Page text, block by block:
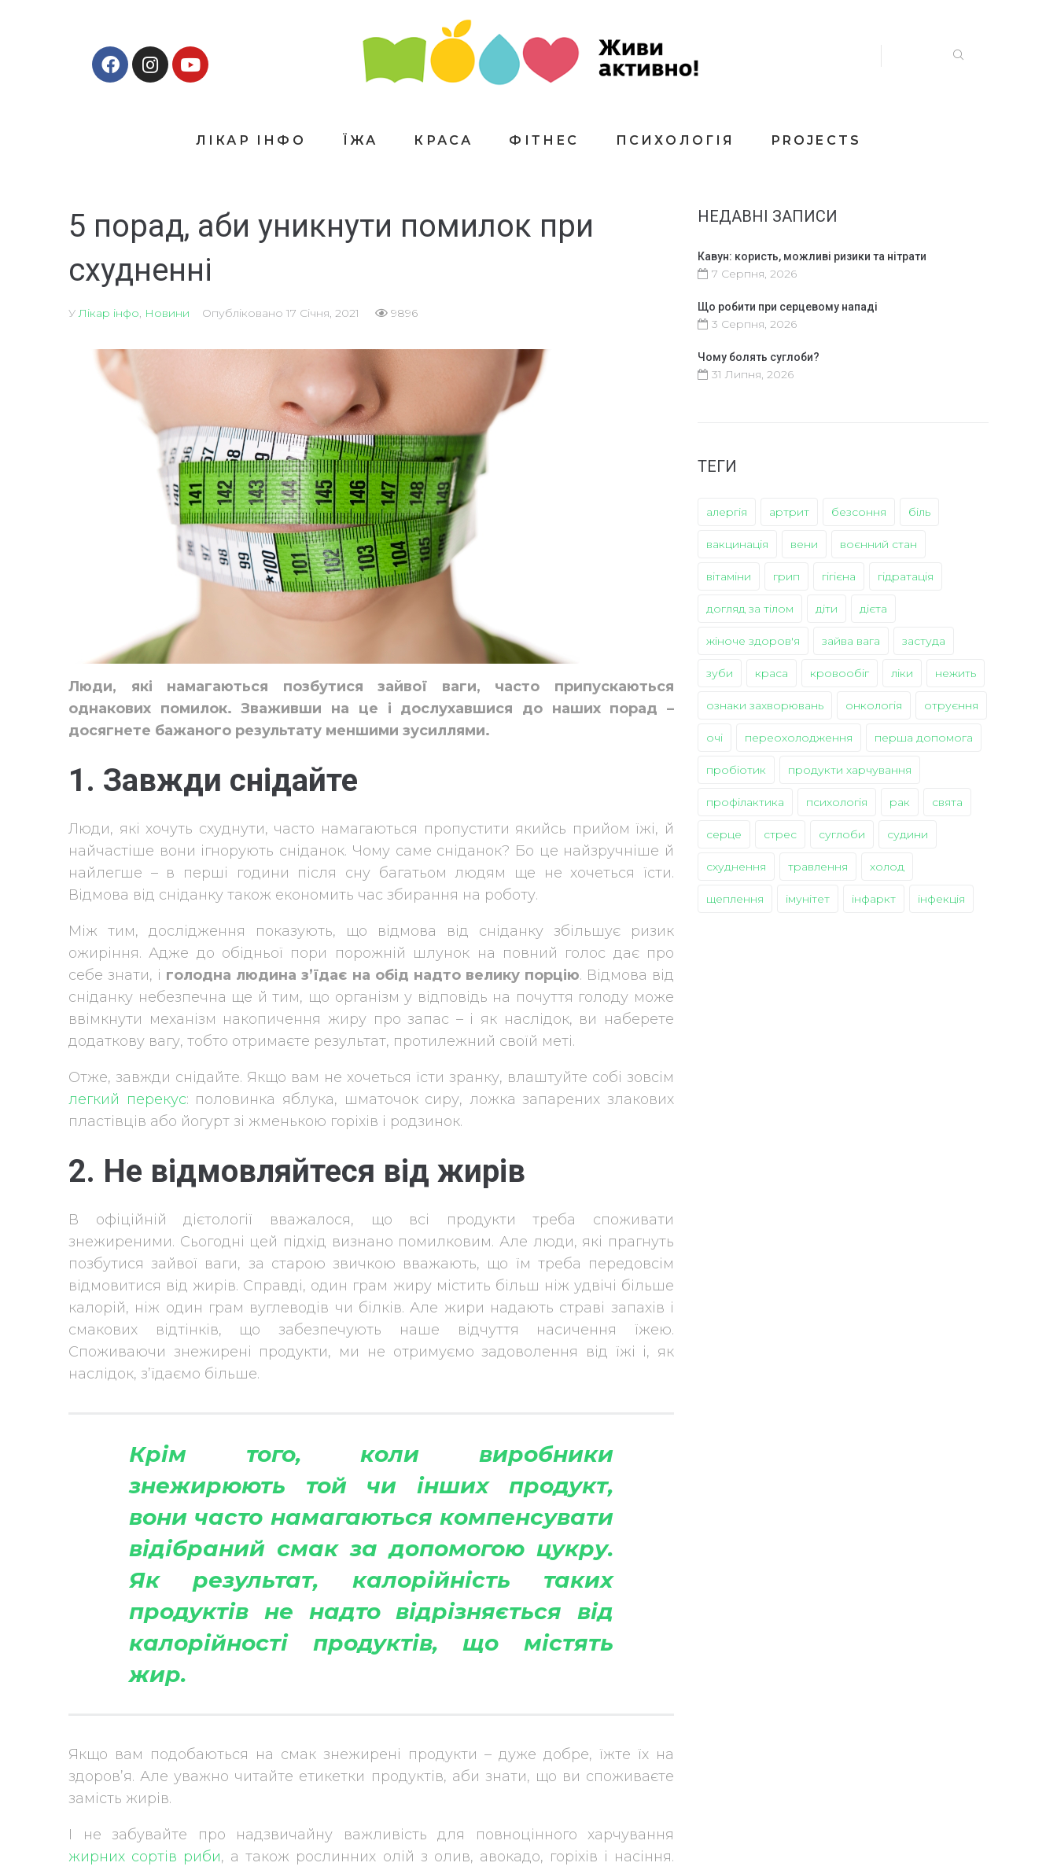
ЛІКАР ІНФО ЇЖА КРАСА ФІТНЕС ПСИХОЛОГІЯ PROJECTS
5 порад, аби уникнути помилок при
схудненні
УЛікар інфо, Новини Опубліковано 17 Січня, 2021 9896
Люди, які намагаються позбутися зайвої ваги, часто припускаються
однакових помилок. Зваживши на це і дослухавшися до наших порад –
досягнете бажаного результату меншими зусиллями.
1. Завжди снідайте
Люди, які хочуть схуднути, часто намагаються пропустити якийсь прийом їжі, й
найчастіше вони ігнорують сніданок. Чому саме сніданок? Бо це найзручніше й
найлегше – в перші години після сну багатьом людям ще не хочеться їсти.
Відмова від сніданку також економить час збирання на роботу.
Між тим, дослідження показують, що відмова від сніданку збільшує ризик
ожиріння. Адже до обідньої пори порожній шлунок на повний голос дає про
себе знати, і голодна людина з’їдає на обід надто велику порцію. Відмова від
сніданку небезпечна ще й тим, що організм у відповідь на почуття голоду може
ввімкнути механізм накопичення жиру про запас – і як наслідок, ви наберете
додаткову вагу, тобто отримаєте результат, протилежний своїй меті.
Отже, завжди снідайте. Якщо вам не хочеться їсти зранку, влаштуйте собі зовсім
легкий перекус: половинка яблука, шматочок сиру, ложка запарених злакових
пластівців або йогурт зі жменькою горіхів і родзинок.
2. Не відмовляйтеся від жирів
В офіційній дієтології вважалося, що всі продукти треба споживати
знежиреними. Сьогодні цей підхід визнано помилковим. Але люди, які прагнуть
позбутися зайвої ваги, за старою звичкою вважають, що їм треба передовсім
відмовитися від жирів. Справді, один грам жиру містить більш ніж удвічі більше
калорій, ніж один грам вуглеводів чи білків. Але жири надають страві запахів і
смакових відтінків, що забезпечують наше відчуття насичення їжею.
Споживаючи знежирені продукти, ми не отримуємо задоволення від їжі і, як
наслідок, з’їдаємо більше.
Крім того, коли виробники
знежирюють той чи інших продукт,
вони часто намагаються компенсувати
відібраний смак за допомогою цукру.
Як результат, калорійність таких
продуктів не надто відрізняється від
калорійності продуктів, що містять
жир.
Якщо вам подобаються на смак знежирені продукти – дуже добре, їжте їх на
здоров’я. Але уважно читайте етикетки продуктів, аби знати, що ви споживаєте
замість жирів.
І не забувайте про надзвичайну важливість для повноцінного харчування
жирних сортів риби, а також рослинних олій з олив, авокадо, горіхів і насіння.
НЕДАВНІ ЗАПИСИ
Кавун: користь, можливі ризики та нітрати
7 Серпня, 2026
Що робити при серцевому нападі
3 Серпня, 2026
Чому болять суглоби?
31 Липня, 2026
ТЕГИ
алергія артрит безсоння біль
вакцинація вени воєнний стан
вітаміни грип гігієна гідратація
догляд за тілом діти дієта
жіноче здоров'я зайва вага застуда
зуби краса кровообіг ліки нежить
ознаки захворювань онкологія отруєння
очі переохолодження перша допомога
пробіотик продукти харчування
профілактика психологія рак свята
серце стрес суглоби судини
схуднення травлення холод
щеплення імунітет інфаркт інфекція